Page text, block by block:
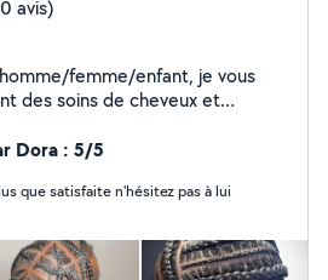
avis)
femme/enfant, je vous
des soins de cheveux et
fulani...), Vanilles, Twist,
et resserage, pose de
lissage, défrisage etc...
polyvalente et expérimentée,
votre chiffre d'affaire,
Secrétariat et
Dora : 5/5
que satisfaite n'hésitez pas à lui